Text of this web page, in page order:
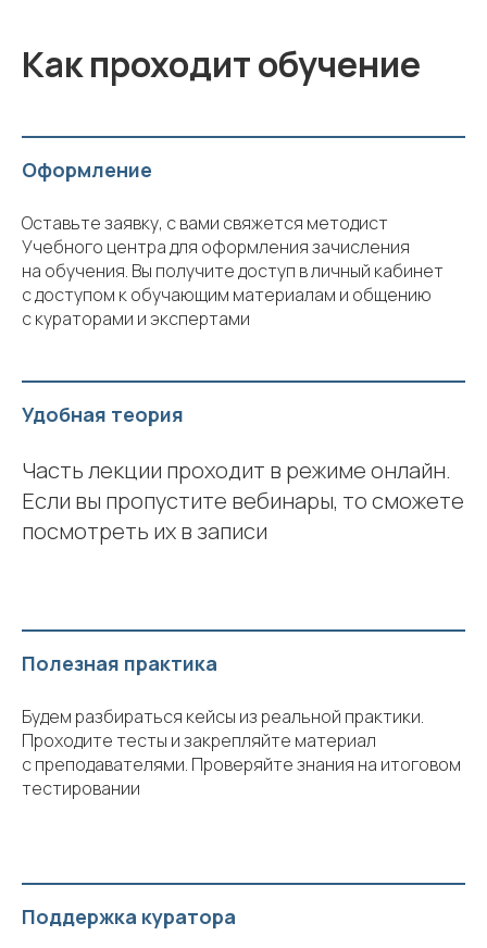
Как проходит обучение
Оформление
Оставьте заявку, с вами свяжется методист
Учебного центра для оформления зачисления
на обучения. Вы получите доступ в личный кабинет
с доступом к обучающим материалам и общению
с кураторами и экспертами
Удобная теория
Часть лекции проходит в режиме онлайн.
Если вы пропустите вебинары, то сможете
посмотреть их в записи
Полезная практика
Будем разбираться кейсы из реальной практики.
Проходите тесты и закрепляйте материал
с преподавателями. Проверяйте знания на итоговом
тестировании
Поддержка куратора